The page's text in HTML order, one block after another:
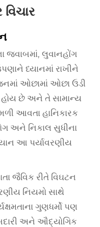
જવાબમાં, લુવાનહોંગ
ધ્યાનમાં રાખીને
ઓછામાં ઓછા ઉડી
હોય છે અને તે સામાન્ય
આવતા હાનિકારક
અને નિકાલ સુધીના
આ પર્યાવરણીય
જૈવિક રીતે વિઘટન
નિયમો સાથે
ગુણધર્મો પણ
અને ઔદ્યોગિક